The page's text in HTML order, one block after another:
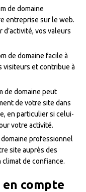
de domaine
entreprise sur le web.
vos valeurs
de domaine facile à
visiteurs et contribue à
de domaine peut
de votre site dans
en particulier si celui-
votre activité.
domaine professionnel
site auprès des
de confiance.
compte